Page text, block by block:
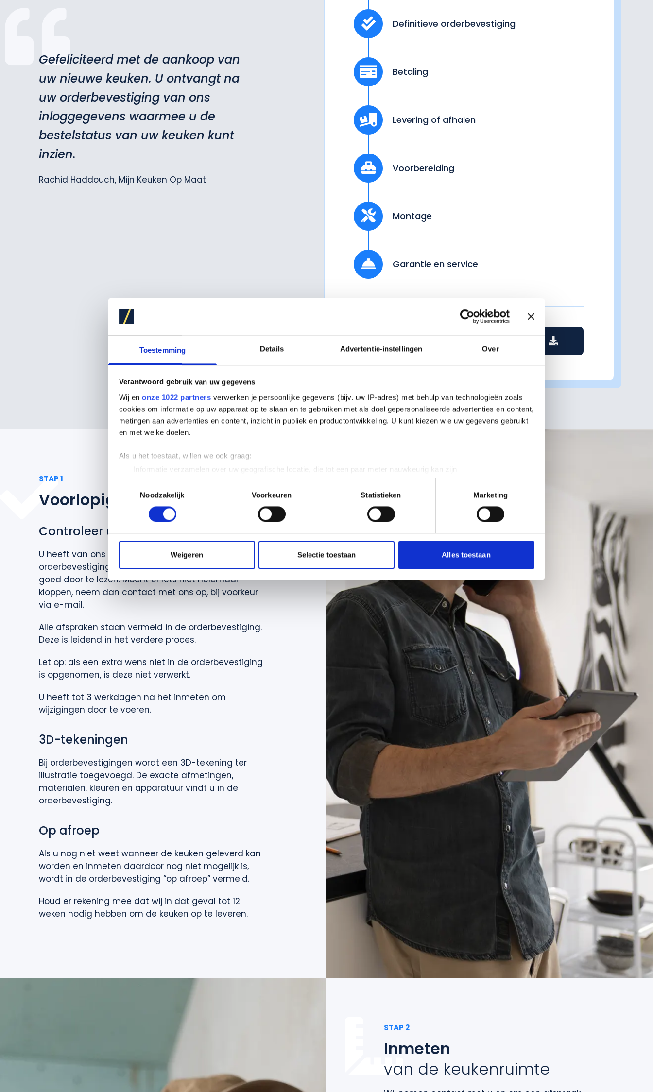
Toestemming Details Advertentie-instellingen Over
Verantwoord gebruik van uw gegevens
Wij en onze 1022 partners verwerken je persoonlijke gegevens (bijv. uw IP-adres) met behulp van technologieën zoals
cookies om informatie op uw apparaat op te slaan en te gebruiken met als doel gepersonaliseerde advertenties en content,
metingen aan advertenties en content, inzicht in publiek en productontwikkeling. U kunt kiezen wie uw gegevens gebruikt
en met welke doelen.
Als u het toestaat, willen we ook graag:
Informatie verzamelen over uw geografische locatie, die tot een paar meter nauwkeurig kan zijn
Uw apparaat identificeren door het actief te scannen op specifieke eigenschappen (fingerprinting)
Lees meer over hoe uw persoonlijke gegevens worden verwerkt en stel uw voorkeuren in het
detailgedeeltein. U kunt uw
toestemming op elk moment wijzigen of intrekken in de Cookieverklaring.
websiteverkeer te analyseren. Ook delen we informatie over uw gebruik van onze site met onze partners voor social
media, adverteren en analyse. Deze partners kunnen deze gegevens combineren met andere informatie die u aan ze heeft
Noodzakelijk
Voorkeuren Statistieken Marketing
Weigeren Selectie toestaan Alles toestaan
Gefeliciteerd met de aankoop van
uw nieuwe keuken. U ontvangt na
uw orderbevestiging van ons
inloggegevens waarmee u de
bestelstatus van uw keuken kunt
inzien.
Rachid Haddouch, Mijn Keuken Op Maat
Definitieve orderbevestiging
Betaling
Levering of afhalen
Voorbereiding
Montage
Garantie en service
STAP 1
Voorlopige orderbevestiging
Controleer uw orderbevestiging
U heeft van ons de ondertekende voorlopige
orderbevestiging ontvangen. Wij raden u aan deze
goed door te lezen. Mocht er iets niet helemaal
kloppen, neem dan contact met ons op, bij voorkeur
via e-mail.
Alle afspraken staan vermeld in de orderbevestiging.
Deze is leidend in het verdere proces.
Let op: als een extra wens niet in de orderbevestiging
is opgenomen, is deze niet verwerkt.
U heeft tot 3 werkdagen na het inmeten om
wijzigingen door te voeren.
3D-tekeningen
Bij orderbevestigingen wordt een 3D-tekening ter
illustratie toegevoegd. De exacte afmetingen,
materialen, kleuren en apparatuur vindt u in de
orderbevestiging.
Op afroep
Als u nog niet weet wanneer de keuken geleverd kan
worden en inmeten daardoor nog niet mogelijk is,
wordt in de orderbevestiging “op afroep” vermeld.
Houd er rekening mee dat wij in dat geval tot 12
weken nodig hebben om de keuken op te leveren.
STAP 2
Inmeten
van de keukenruimte